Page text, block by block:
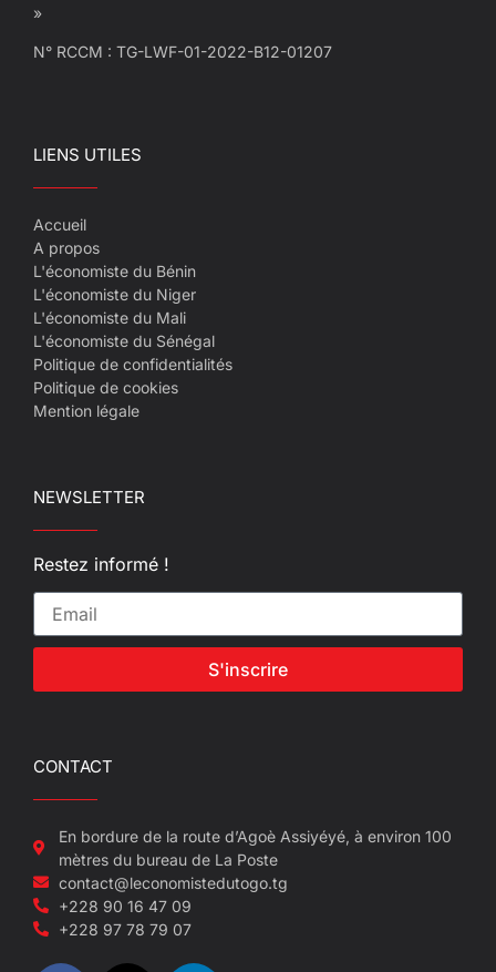
»
N° RCCM : TG-LWF-01-2022-B12-01207
LIENS UTILES
Accueil
A propos
L'économiste du Bénin
L'économiste du Niger
L'économiste du Mali
L'économiste du Sénégal
Politique de confidentialités
Politique de cookies
Mention légale
NEWSLETTER
Restez informé !
S'inscrire
CONTACT
En bordure de la route d’Agoè Assiyéyé, à environ 100
mètres du bureau de La Poste
contact@leconomistedutogo.tg
+228 90 16 47 09
+228 97 78 79 07